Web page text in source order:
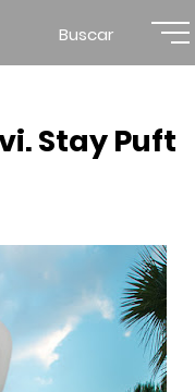
Buscar
Stay Puft